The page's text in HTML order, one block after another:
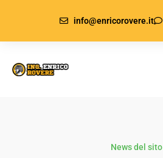
info@enricorovere.it
News del sito